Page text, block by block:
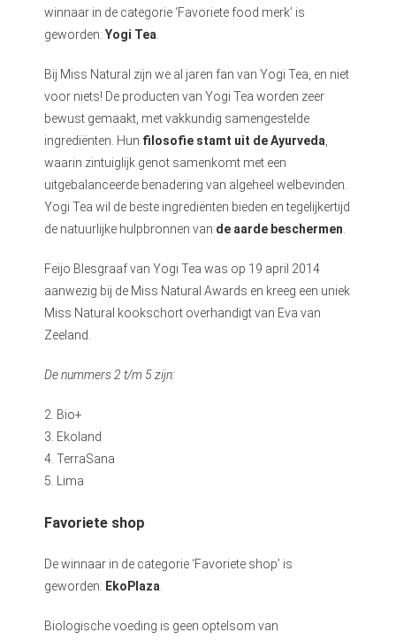
winnaar in de categorie ‘Favoriete food merk’ is
geworden: Yogi Tea.
Bij Miss Natural zijn we al jaren fan van Yogi Tea, en niet
voor niets! De producten van Yogi Tea worden zeer
bewust gemaakt, met vakkundig samengestelde
ingrediënten. Hun filosofie stamt uit de Ayurveda,
waarin zintuiglijk genot samenkomt met een
uitgebalanceerde benadering van algeheel welbevinden.
Yogi Tea wil de beste ingrediënten bieden en tegelijkertijd
de natuurlijke hulpbronnen van de aarde beschermen.
Feijo Blesgraaf van Yogi Tea was op 19 april 2014
aanwezig bij de Miss Natural Awards en kreeg een uniek
Miss Natural kookschort overhandigt van Eva van
Zeeland.
De nummers 2 t/m 5 zijn:
2. Bio+
3. Ekoland
4. TerraSana
5. Lima
Favoriete shop
De winnaar in de categorie ‘Favoriete shop’ is
geworden: EkoPlaza.
Biologische voeding is geen optelsom van